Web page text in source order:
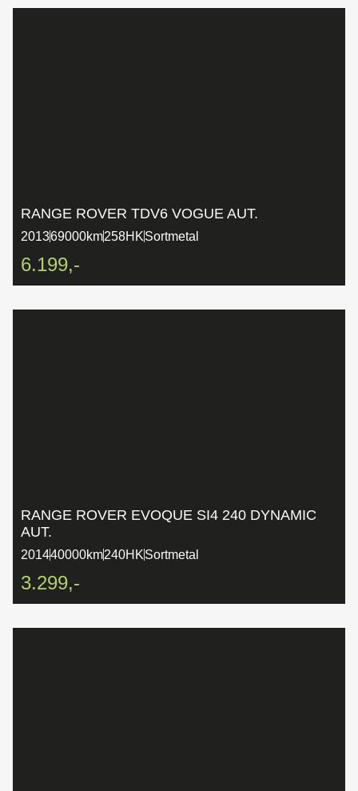
RANGE ROVER TDV6 VOGUE AUT.
201369000km258HKSortmetal
6.199,-
RANGE ROVER EVOQUE SI4 240 DYNAMIC
AUT.
201440000km240HKSortmetal
3.299,-